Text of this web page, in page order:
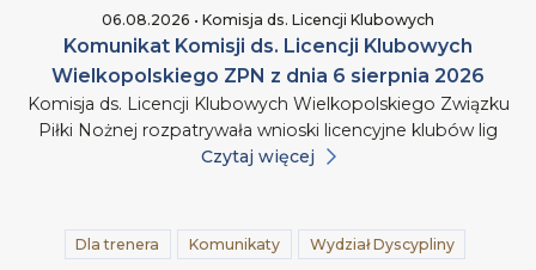
06.08.2026 • Komisja ds. Licencji Klubowych
Komunikat Komisji ds. Licencji Klubowych
Wielkopolskiego ZPN z dnia 6 sierpnia 2026
Komisja ds. Licencji Klubowych Wielkopolskiego Związku
Piłki Nożnej rozpatrywała wnioski licencyjne klubów lig
Czytaj więcej
Dla trenera Komunikaty Wydział Dyscypliny